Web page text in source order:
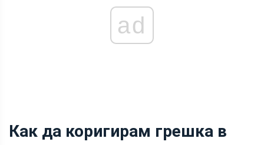
ad
Как да коригирам грешка в